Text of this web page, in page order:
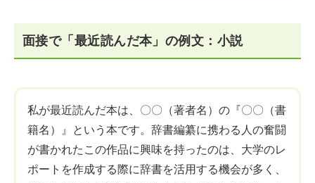
面接で「最近読んだ本」の例文：小説
私が最近読んだ本は、〇〇（著者名）の『〇〇（書
籍名）』という本です。辞書編纂に携わる人の奮闘
が書かれたこの作品に興味を持ったのは、大学のレ
ポートを作成する際に辞書を活用する機会が多く、